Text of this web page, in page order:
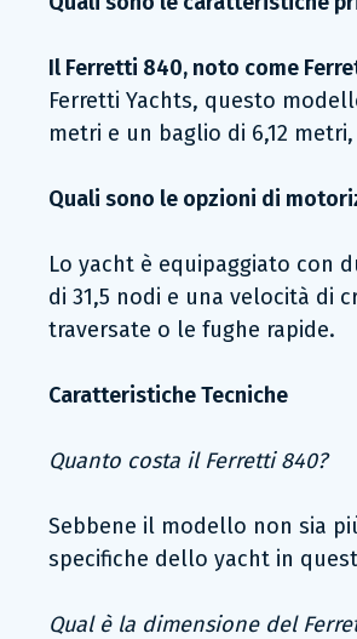
Il Ferretti 840, noto come
Ferretti Yachts, questo
metri e un baglio di 6,12
Quali sono le opzioni di
Lo yacht è equipaggiato con
di 31,5 nodi e una velocità di
traversate o le fughe rapide.
Caratteristiche Tecniche
Quanto costa il Ferretti 840?
Sebbene il modello non sia
specifiche dello yacht in
Qual è la dimensione del